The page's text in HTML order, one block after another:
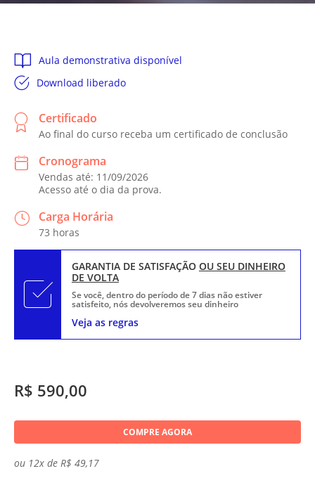
Aula demonstrativa disponível
Download liberado
R$ 590,00
COMPRE AGORA
ou 12x de R$ 49,17
Certificado
Ao final do curso receba um certificado de conclusão
Cronograma
Vendas até: 11/09/2026
Acesso até o dia da prova.
Carga Horária
73 horas
GARANTIA DE SATISFAÇÃO OU SEU DINHEIRO
DE VOLTA
Se você, dentro do período de 7 dias não estiver
satisfeito, nós devolveremos seu dinheiro
Veja as regras